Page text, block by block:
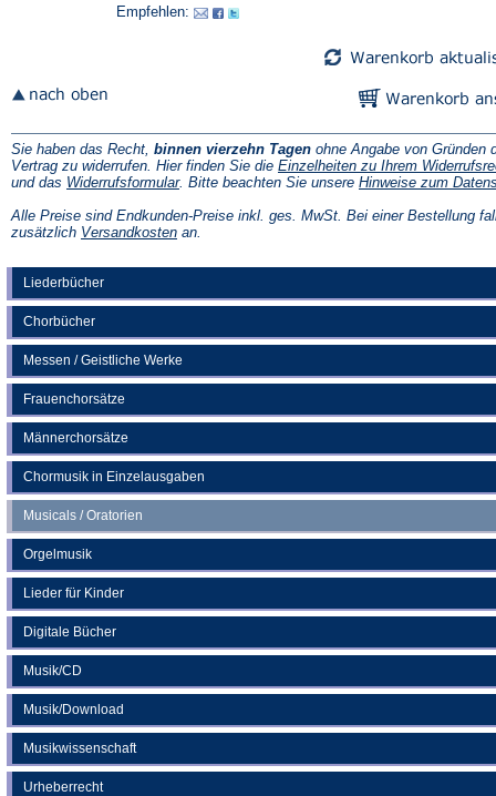
Liederbücher
Chorbücher
Messen / Geistliche Werke
Frauenchorsätze
Männerchorsätze
Chormusik in Einzelausgaben
Musicals / Oratorien
Orgelmusik
Lieder für Kinder
Digitale Bücher
Musik/CD
Musik/Download
Musikwissenschaft
Urheberrecht
Empfehlen:
Sie haben das Recht, binnen vierzehn Tagen ohne Angabe von Gründen
Vertrag zu widerrufen. Hier finden Sie die Einzelheiten zu Ihrem
und das Widerrufsformular(Öffnet
einem
neuen
. Bitte beachten Sie unsere Hinweise zum
Alle Preise sind Endkunden-Preise inkl. ges. MwSt. Bei einer Bestellung
zusätzlich Versandkosten(Öffnet
an.